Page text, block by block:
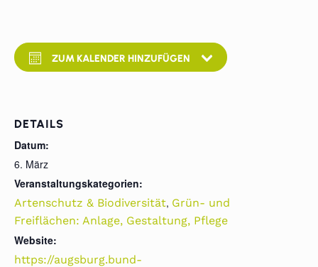
ZUM KALENDER HINZUFÜGEN
DETAILS
Datum:
6. März
Veranstaltungskategorien:
Artenschutz & Biodiversität, Grün- und
Freiflächen: Anlage, Gestaltung, Pflege
Website:
https://augsburg.bund-